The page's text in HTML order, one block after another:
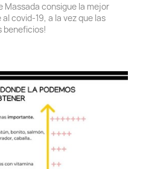
Massada consigue la mejor
covid-19, a la vez que las
beneficios!